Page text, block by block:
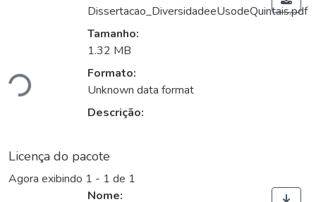
Carregando...
Dissertacao_DiversidadeeUsodeQuintais.pdf
Tamanho:
1.32 MB
Formato:
Unknown data format
Descrição:
Licença do pacote
Agora exibindo 1 - 1 de 1
Nome: